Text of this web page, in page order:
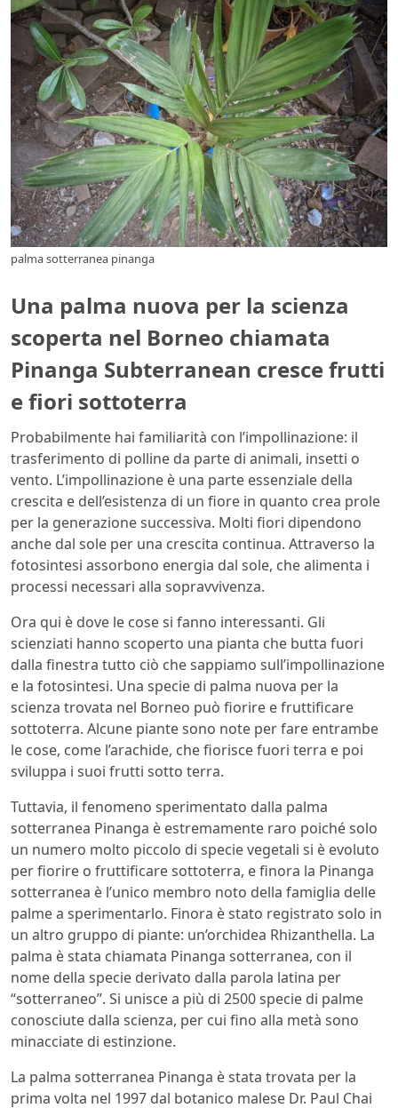
palma sotterranea pinanga
Una palma nuova per la scienza
scoperta nel Borneo chiamata
Pinanga Subterranean cresce frutti
e fiori sottoterra
Probabilmente hai familiarità con l’impollinazione: il
trasferimento di polline da parte di animali, insetti o
vento. L’impollinazione è una parte essenziale della
crescita e dell’esistenza di un fiore in quanto crea prole
per la generazione successiva. Molti fiori dipendono
anche dal sole per una crescita continua. Attraverso la
fotosintesi assorbono energia dal sole, che alimenta i
processi necessari alla sopravvivenza.
Ora qui è dove le cose si fanno interessanti. Gli
scienziati hanno scoperto una pianta che butta fuori
dalla finestra tutto ciò che sappiamo sull’impollinazione
e la fotosintesi. Una specie di palma nuova per la
scienza trovata nel Borneo può fiorire e fruttificare
sottoterra. Alcune piante sono note per fare entrambe
le cose, come l’arachide, che fiorisce fuori terra e poi
sviluppa i suoi frutti sotto terra.
Tuttavia, il fenomeno sperimentato dalla palma
sotterranea Pinanga è estremamente raro poiché solo
un numero molto piccolo di specie vegetali si è evoluto
per fiorire o fruttificare sottoterra, e finora la Pinanga
sotterranea è l’unico membro noto della famiglia delle
palme a sperimentarlo. Finora è stato registrato solo in
un altro gruppo di piante: un’orchidea Rhizanthella. La
palma è stata chiamata Pinanga sotterranea, con il
nome della specie derivato dalla parola latina per
“sotterraneo”. Si unisce a più di 2500 specie di palme
conosciute dalla scienza, per cui fino alla metà sono
minacciate di estinzione.
La palma sotterranea Pinanga è stata trovata per la
prima volta nel 1997 dal botanico malese Dr. Paul Chai